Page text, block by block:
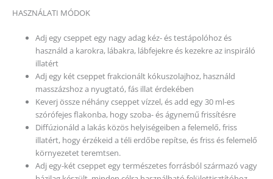
HASZNÁLATI MÓDOK
Adj egy cseppet egy nagy adag kéz- és testápolóhoz és
használd a karokra, lábakra, lábfejekre és kezekre az inspiráló
illatért
Adj egy két cseppet frakcionált kókuszolajhoz, használd
masszázshoz a nyugtató, fás illat érdekében
Keverj össze néhány cseppet vízzel, és add egy 30 ml-es
szórófejes flakonba, hogy szoba- és ágynemű frissítésre
Diffúzionáld a lakás közös helyiségeiben a felemelő, friss
illatért, hogy érzékeid a téli erdőbe repítse, és friss és felemelő
környezetet teremtsen.
Adj egy-két cseppet egy természetes forrásból származó vagy